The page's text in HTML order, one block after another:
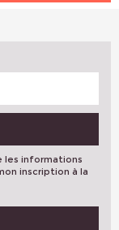
les informations
inscription à la